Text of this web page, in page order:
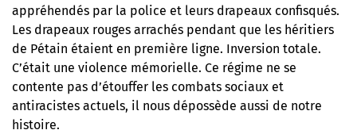
appréhendés par la police et leurs drapeaux confisqués.
Les drapeaux rouges arrachés pendant que les héritiers
de Pétain étaient en première ligne. Inversion totale.
C’était une violence mémorielle. Ce régime ne se
contente pas d’étouffer les combats sociaux et
antiracistes actuels, il nous dépossède aussi de notre
histoire.